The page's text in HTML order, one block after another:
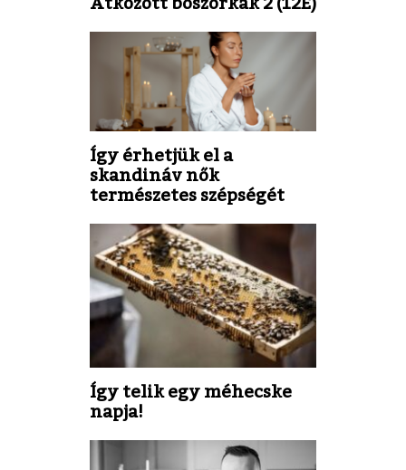
Így érhetjük el a
skandináv nők
természetes szépségét
Így telik egy méhecske
napja!